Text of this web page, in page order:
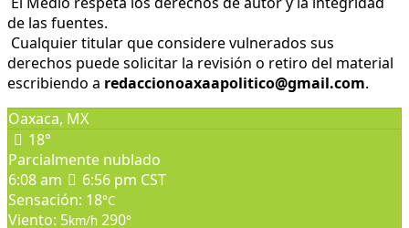
de las fuentes.
Cualquier titular que considere vulnerados sus
derechos puede solicitar la revisión o retiro del material
escribiendo a redaccionoaxaapolitico@gmail.com.
Oaxaca, MX
18°
Parcialmente nublado
6:08 am
6:56 pm CST
Sensación: 18°C
Viento: 5km/h 290°